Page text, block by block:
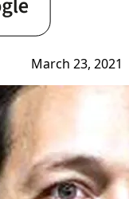
March 23, 2021